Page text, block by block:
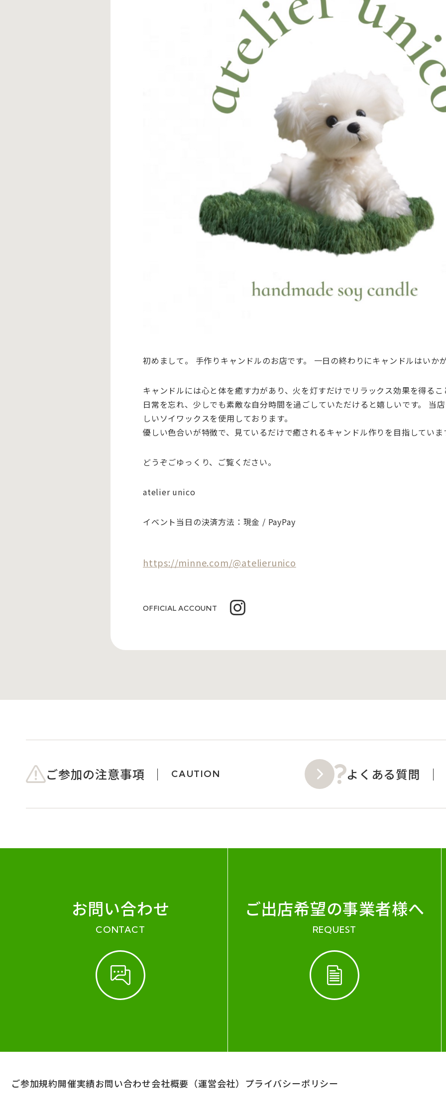
初めまして。 手作りキャンドルのお店です。 一日の終わりにキャンドルはいか
キャンドルには心と体を癒す力があり、 火を灯すだけでリラックス効果を得る
日常を忘れ、 少しでも素敵な自分時間を過ごしていただけると嬉しいです。 当
しいソイワックスを使用しております。
優しい色合いが特徴で、 見ているだけで癒されるキャンドル作りを目指していま
どうぞごゆっくり、ご覧ください。
atelier unico
イベント当日の決済方法：現金 / PayPay
https://minne.com/@atelierunico
OFFICIAL ACCOUNT
ご参加の注意事項 CAUTION よくある質問
お問い合わせ
CONTACT
ご出店希望の事業者様へ
REQUEST
ご参加規約開催実績お問い合わせ会社概要（運営会社） プライバシーポリシー